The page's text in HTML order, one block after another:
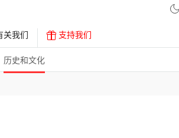
历史和文化
关我们 支持我们